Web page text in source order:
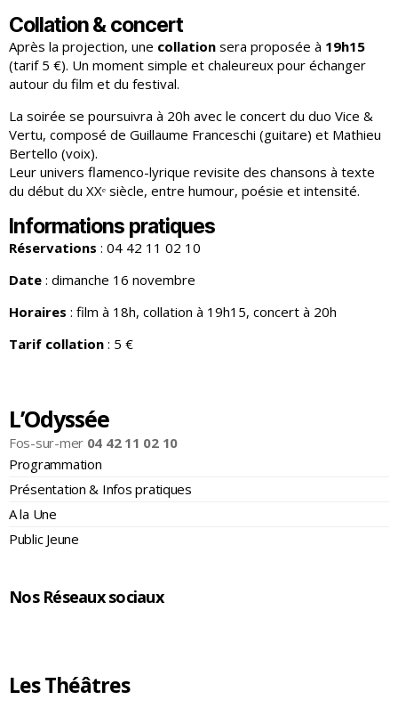
L’Odyssée
Fos-sur-mer 04 42 11 02 10
Programmation
Présentation & Infos pratiques
A la Une
Public Jeune
Nos Réseaux sociaux
Les Théâtres
Collation & concert
Après la projection, une collation sera proposée à 19h15
(tarif 5 €). Un moment simple et chaleureux pour échanger
autour du film et du festival.
La soirée se poursuivra à 20h avec le concert du duo Vice &
Vertu, composé de Guillaume Franceschi (guitare) et Mathieu
Bertello (voix).
Leur univers flamenco-lyrique revisite des chansons à texte
du début du XXᵉ siècle, entre humour, poésie et intensité.
Informations pratiques
Réservations : 04 42 11 02 10
Date : dimanche 16 novembre
Horaires : film à 18h, collation à 19h15, concert à 20h
Tarif collation : 5 €